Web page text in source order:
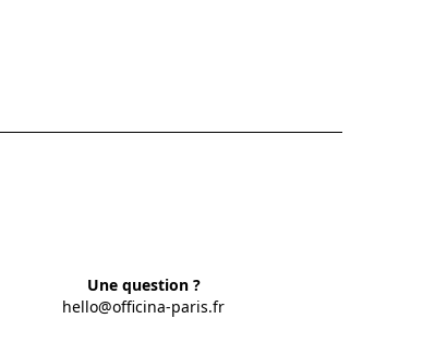
Une question ?
hello@officina-paris.fr